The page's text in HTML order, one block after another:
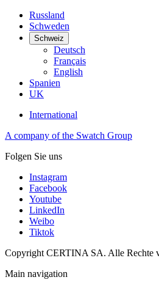
Russland
Schweden
Schweiz
Deutsch
Français
English
Spanien
UK
International
A company of the Swatch Group
Folgen Sie uns
Instagram
Facebook
Youtube
LinkedIn
Weibo
Tiktok
Copyright CERTINA SA. Alle Rechte
Main navigation